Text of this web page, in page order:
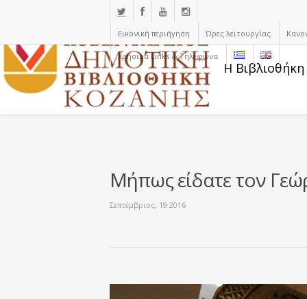
Εικονική περιήγηση Ώρες λειτουργίας
Χρήσιμα Links & Τηλέφωνα
Η
Μήπως είδατε τον
Σεπτέμβριος, 19 2016